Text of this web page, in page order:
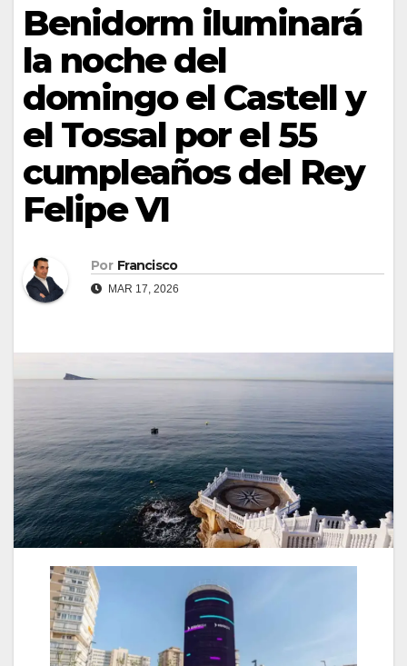
Benidorm iluminará
la noche del
domingo el Castell y
el Tossal por el 55
cumpleaños del Rey
Felipe VI
Por Francisco
MAR 17, 2026